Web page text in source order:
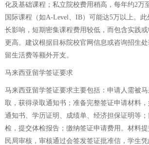
化及基础课程；私立院校费用稍高，每年约2万
国际课程（如A-Level、IB）可能达5万以上。
长影响，短期密集课程费用较低，而包含实践
更高。建议根据目标院校官网信息或咨询招生
留生活费等额外开支。
马来西亚留学签证要求
马来西亚留学签证要求主要包括：申请人需被
取，获得录取通知书；准备完整签证申请材料
通知书、学历证明、成绩单、经济担保证明等
检，提交体检报告；缴纳签证申请费用。材料
民局审核，审核通过会签发签证批准信，学生